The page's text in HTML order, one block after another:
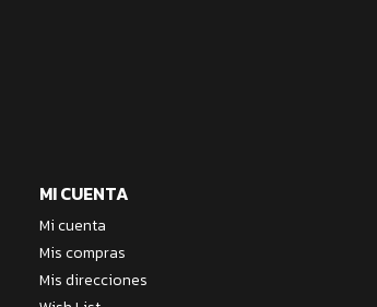
MI CUENTA
Mi cuenta
Mis compras
Mis direcciones